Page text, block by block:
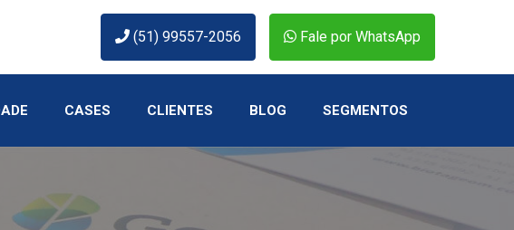
(51) 99557-2056 Fale por WhatsApp
CASES CLIENTES BLOG SEGMENTOS